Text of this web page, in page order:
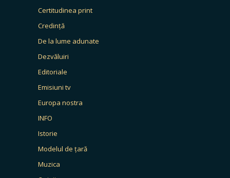
Certitudinea print
Credință
De la lume adunate
Dezvăluiri
Editoriale
Emisiuni tv
Europa nostra
INFO
Istorie
Modelul de țară
Muzica